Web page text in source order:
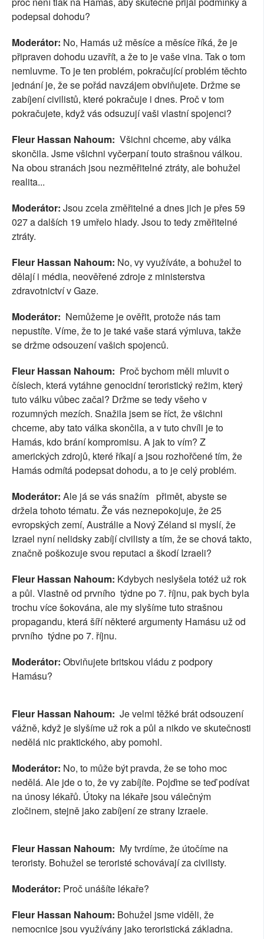
podepsal dohodu?
Moderátor: No, Hamás už měsíce a měsíce říká, že je
připraven dohodu uzavřít, a že to je vaše vina. Tak o tom
nemluvme. To je ten problém, pokračující problém těchto
jednání je, že se pořád navzájem obviňujete. Držme se
zabíjení civilistů, které pokračuje i dnes. Proč v tom
pokračujete, když vás odsuzují vaši vlastní spojenci?
Fleur Hassan Nahoum: Všichni chceme, aby válka
skončila. Jsme všichni vyčerpaní touto strašnou válkou.
Na obou stranách jsou nezměřitelné ztráty, ale bohužel
realita...
Moderátor: Jsou zcela změřitelné a dnes jich je přes 59
027 a dalších 19 umřelo hlady. Jsou to tedy změřitelné
ztráty.
Fleur Hassan Nahoum: No, vy využíváte, a bohužel to
dělají i média, neověřené zdroje z ministerstva
zdravotnictví v Gaze.
Moderátor: Nemůžeme je ověřit, protože nás tam
nepustíte. Víme, že to je také vaše stará výmluva, takže
se držme odsouzení vašich spojenců.
Fleur Hassan Nahoum: Proč bychom měli mluvit o
číslech, která vytáhne genocidní teroristický režim, který
tuto válku vůbec začal? Držme se tedy všeho v
rozumných mezích. Snažila jsem se říct, že všichni
chceme, aby tato válka skončila, a v tuto chvíli je to
Hamás, kdo brání kompromisu. A jak to vím? Z
amerických zdrojů, které říkají a jsou rozhořčené tím, že
Hamás odmítá podepsat dohodu, a to je celý problém.
Moderátor: Ale já se vás snažím přimět, abyste se
držela tohoto tématu. Že vás neznepokojuje, že 25
evropských zemí, Austrálie a Nový Zéland si myslí, že
Izrael nyní nelidsky zabíjí civilisty a tím, že se chová takto,
značně poškozuje svou reputaci a škodí Izraeli?
Fleur Hassan Nahoum: Kdybych neslyšela totéž už rok
a půl. Vlastně od prvního týdne po 7. říjnu, pak bych byla
trochu více šokována, ale my slyšíme tuto strašnou
propagandu, která šíří některé argumenty Hamásu už od
prvního týdne po 7. říjnu.
Moderátor: Obviňujete britskou vládu z podpory
Hamásu?
Fleur Hassan Nahoum: Je velmi těžké brát odsouzení
vážně, když je slyšíme už rok a půl a nikdo ve skutečnosti
nedělá nic praktického, aby pomohl.
Moderátor: No, to může být pravda, že se toho moc
nedělá. Ale jde o to, že vy zabíjíte. Pojďme se teď podívat
na únosy lékařů. Útoky na lékaře jsou válečným
zločinem, stejně jako zabíjení ze strany Izraele.
Fleur Hassan Nahoum: My tvrdíme, že útočíme na
teroristy. Bohužel se teroristé schovávají za civilisty.
Moderátor: Proč unášíte lékaře?
Fleur Hassan Nahoum: Bohužel jsme viděli, že
nemocnice jsou využívány jako teroristická základna.